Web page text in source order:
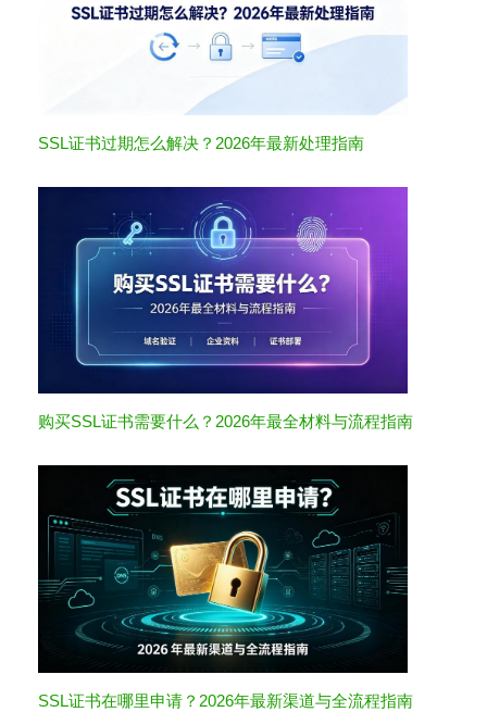
SSL证书过期怎么解决？2026年最新处理指南
购买SSL证书需要什么？2026年最全材料与流程指南
SSL证书在哪里申请？2026年最新渠道与全流程指南